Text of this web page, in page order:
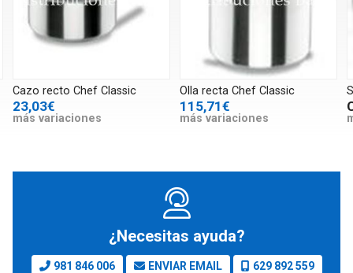
Cazo recto Chef Classic
23,03€
más variaciones
Olla recta Chef Classic
115,71€
más variaciones
¿Necesitas ayuda?
981 846 006 ENVIAR EMAIL 629 892 559